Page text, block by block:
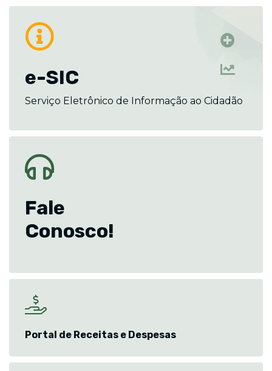
e-SIC
Serviço Eletrônico de Informação ao Cidadão
Fale
Conosco!
Portal de Receitas e Despesas